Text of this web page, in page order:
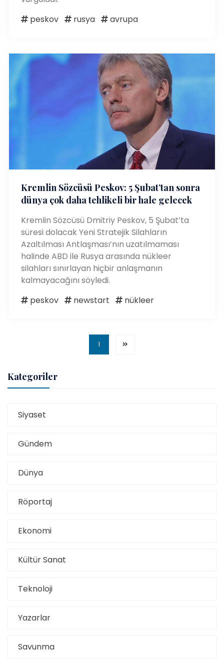
peskov
rusya avrupa
Kremlin Sözcüsü Peskov: 5 Şubat’tan sonra
dünya çok daha tehlikeli bir hale gelecek
Kremlin Sözcüsü Dmitriy Peskov, 5 Şubat’ta
süresi dolacak Yeni Stratejik Silahların
Azaltılması Antlaşması’nın uzatılmaması
halinde ABD ile Rusya arasında nükleer
silahları sınırlayan hiçbir anlaşmanın
kalmayacağını söyledi.
peskov
newstart nükleer
1
Kategoriler
Siyaset
Gündem
Dünya
Röportaj
Ekonomi
Kültür Sanat
Teknoloji
Yazarlar
Savunma